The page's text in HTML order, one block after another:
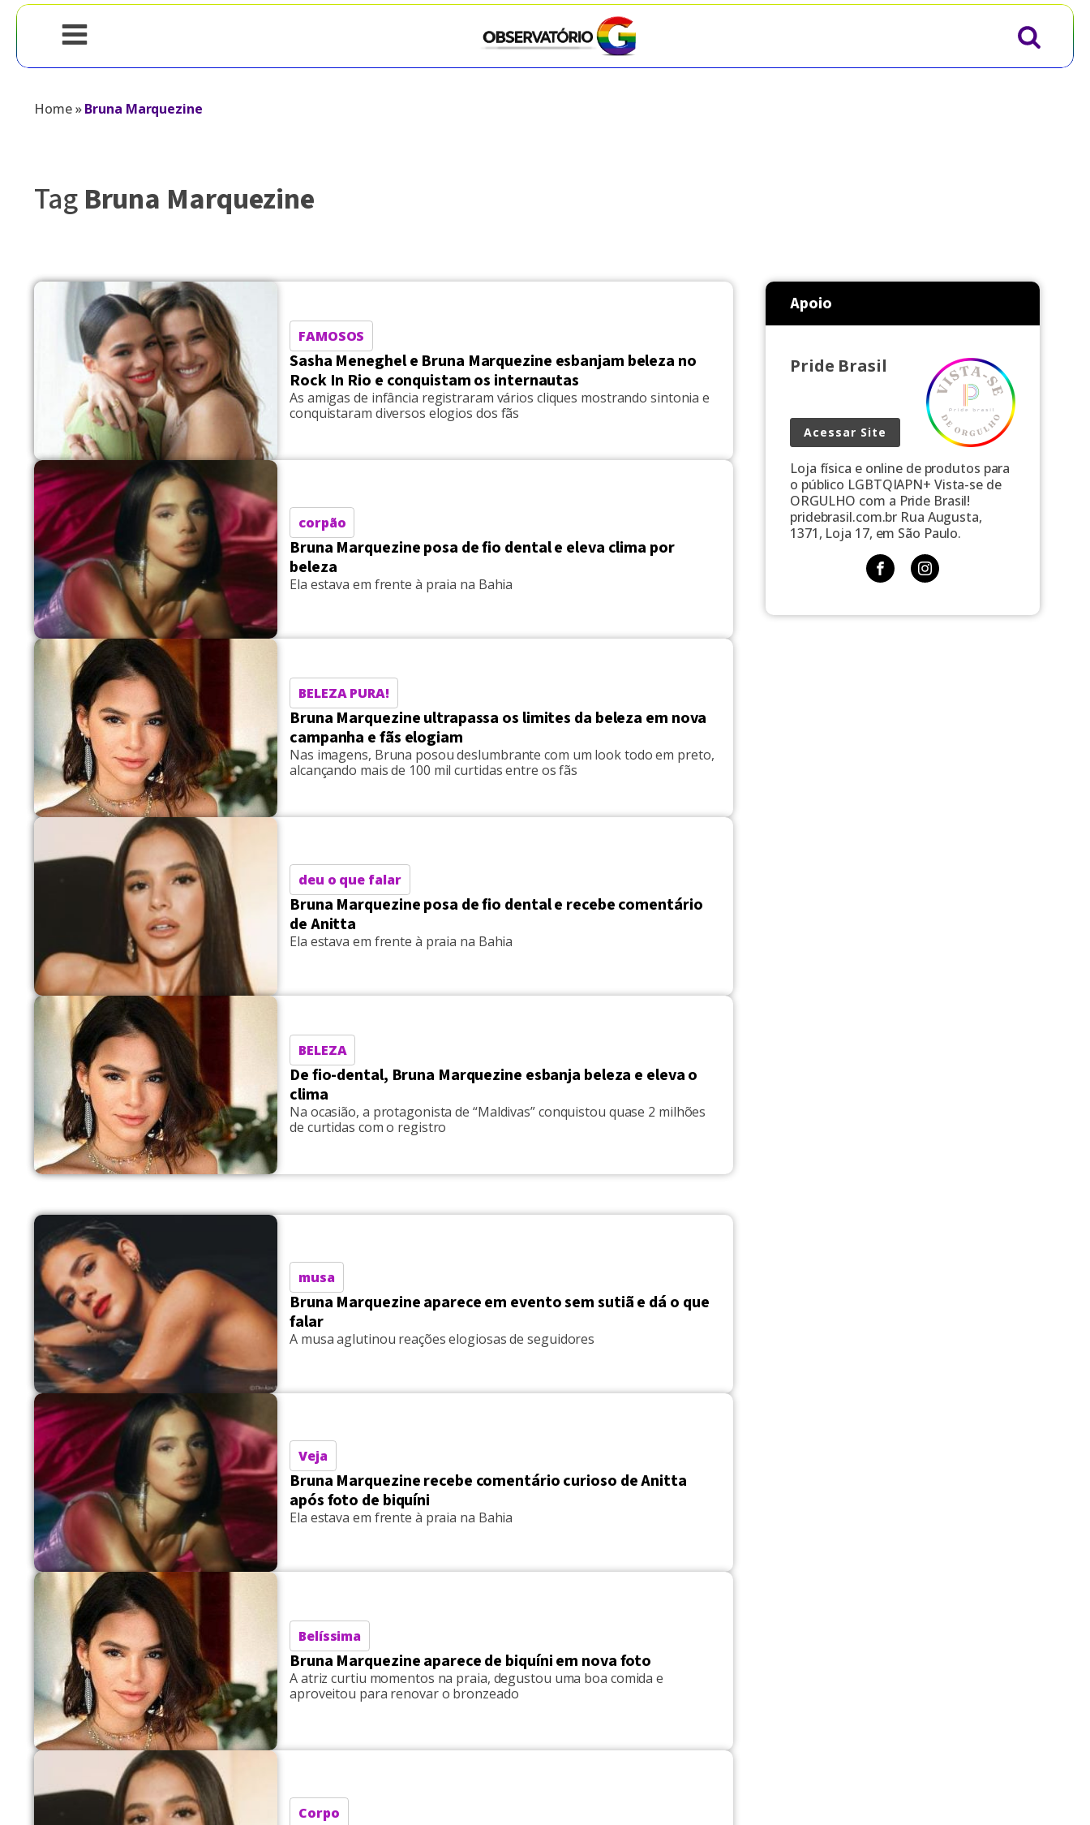
Home»Bruna Marquezine
TagBruna Marquezine
FAMOSOS
Sasha Meneghel e Bruna Marquezine esbanjam beleza no
Rock In Rio e conquistam os internautas
As amigas de infância registraram vários cliques mostrando sintonia e
conquistaram diversos elogios dos fãs
corpão
Bruna Marquezine posa de fio dental e eleva clima por
beleza
Ela estava em frente à praia na Bahia
BELEZA PURA!
Bruna Marquezine ultrapassa os limites da beleza em nova
campanha e fãs elogiam
Nas imagens, Bruna posou deslumbrante com um look todo em preto,
alcançando mais de 100 mil curtidas entre os fãs
deu o que falar
Bruna Marquezine posa de fio dental e recebe comentário
de Anitta
Ela estava em frente à praia na Bahia
BELEZA
De fio-dental, Bruna Marquezine esbanja beleza e eleva o
clima
Na ocasião, a protagonista de “Maldivas” conquistou quase 2 milhões
de curtidas com o registro
musa
Bruna Marquezine aparece em evento sem sutiã e dá o que
falar
A musa aglutinou reações elogiosas de seguidores
Veja
Bruna Marquezine recebe comentário curioso de Anitta
após foto de biquíni
Ela estava em frente à praia na Bahia
Belíssima
Bruna Marquezine aparece de biquíni em nova foto
A atriz curtiu momentos na praia, degustou uma boa comida e
aproveitou para renovar o bronzeado
Corpo
Apoio
Pride Brasil
Acessar Site
Loja física e online de produtos para
o público LGBTQIAPN+ Vista-se de
ORGULHO com a Pride Brasil!
pridebrasil.com.br Rua Augusta,
1371, Loja 17, em São Paulo.